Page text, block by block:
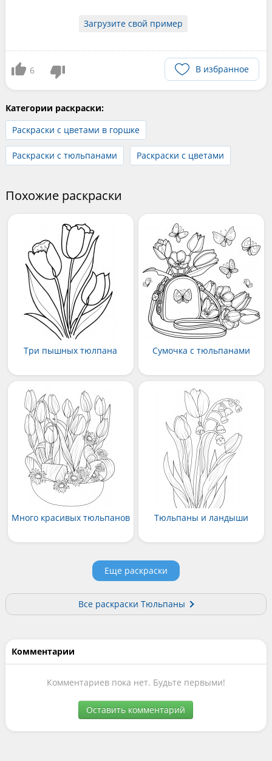
Загрузите свой пример
6 В избранное
Категории раскраски:
Раскраски с цветами в горшке
Раскраски с тюльпанами Раскраски с цветами
Похожие раскраски
Три пышных тюлпана Сумочка с тюльпанами
Много красивых тюльпанов Тюльпаны и ландыши
Еще раскраски
Все раскраски Тюльпаны
Комментарии
Комментариев пока нет. Будьте первыми!
Оставить комментарий